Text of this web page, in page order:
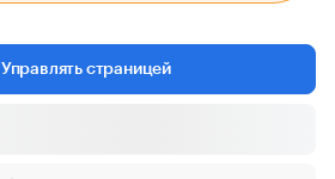
Управлять страницей